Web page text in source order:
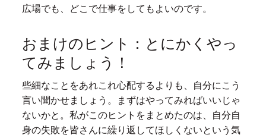
広場でも、どこで仕事をしてもよいのです。
おまけのヒント：とにかくやっ
てみましょう！
些細なことをあれこれ心配するよりも、自分にこう
言い聞かせましょう。まずはやってみればいいじゃ
ないかと。私がこのヒントをまとめたのは、自分自
身の失敗を皆さんに繰り返してほしくないという気